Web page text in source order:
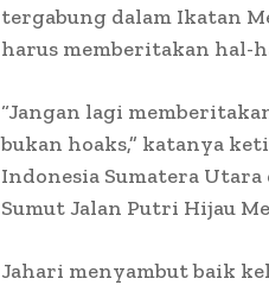
tergabung dalam Ikatan
harus memberitakan hal-
“Jangan lagi
bukan hoaks,” katanya
Indonesia Sumatera
Sumut Jalan Putri Hijau
Jahari menyambut baik